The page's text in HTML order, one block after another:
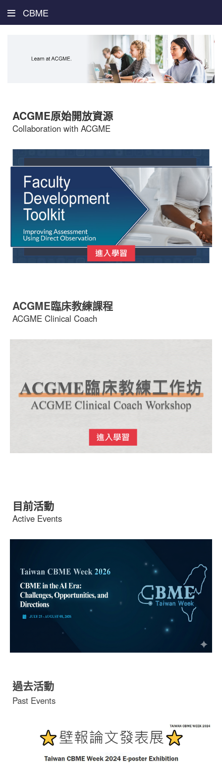
CBME
ACGME原始開放資源
Collaboration with ACGME
ACGME臨床教練課程
ACGME Clinical Coach
目前活動
Active Events
過去活動
Past Events